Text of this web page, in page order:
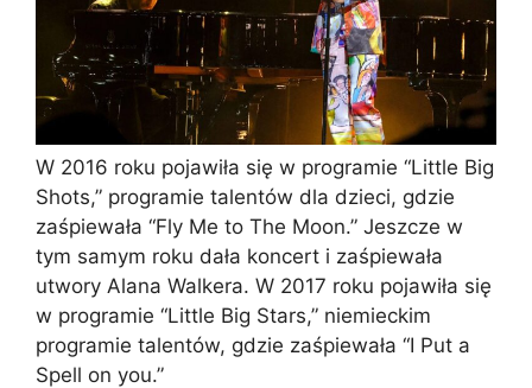
W 2016 roku pojawiła się w programie “Little Big
Shots,” programie talentów dla dzieci, gdzie
zaśpiewała “Fly Me to The Moon.” Jeszcze w
tym samym roku dała koncert i zaśpiewała
utwory Alana Walkera. W 2017 roku pojawiła się
w programie “Little Big Stars,” niemieckim
programie talentów, gdzie zaśpiewała “I Put a
Spell on you.”